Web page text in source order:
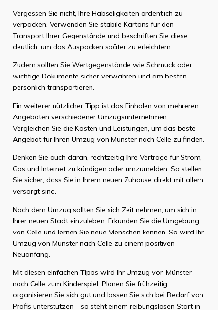
Vergessen Sie nicht, Ihre Habseligkeiten ordentlich zu
verpacken. Verwenden Sie stabile Kartons für den
Transport Ihrer Gegenstände und beschriften Sie diese
deutlich, um das Auspacken später zu erleichtern.
Zudem sollten Sie Wertgegenstände wie Schmuck oder
wichtige Dokumente sicher verwahren und am besten
persönlich transportieren.
Ein weiterer nützlicher Tipp ist das Einholen von mehreren
Angeboten verschiedener Umzugsunternehmen.
Vergleichen Sie die Kosten und Leistungen, um das beste
Angebot für Ihren Umzug von Münster nach Celle zu finden.
Denken Sie auch daran, rechtzeitig Ihre Verträge für Strom,
Gas und Internet zu kündigen oder umzumelden. So stellen
Sie sicher, dass Sie in Ihrem neuen Zuhause direkt mit allem
versorgt sind.
Nach dem Umzug sollten Sie sich Zeit nehmen, um sich in
Ihrer neuen Stadt einzuleben. Erkunden Sie die Umgebung
von Celle und lernen Sie neue Menschen kennen. So wird Ihr
Umzug von Münster nach Celle zu einem positiven
Neuanfang.
Mit diesen einfachen Tipps wird Ihr Umzug von Münster
nach Celle zum Kinderspiel. Planen Sie frühzeitig,
organisieren Sie sich gut und lassen Sie sich bei Bedarf von
Profis unterstützen – so steht einem reibungslosen Start in